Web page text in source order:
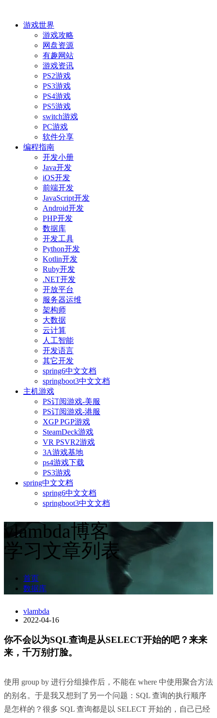
游戏世界
游戏攻略
网盘资源
有趣网站
游戏资讯
PS2游戏
PS3游戏
PS4游戏
PS5游戏
switch游戏
PC游戏
软件分享
编程指南
开发小册
Java开发
iOS开发
前端开发
JavaScript开发
Android开发
PHP开发
数据库
开发工具
Python开发
Kotlin开发
Ruby开发
.NET开发
开放平台
服务器运维
架构师
大数据
云计算
人工智能
开发语言
其它开发
spring6中文文档
springboot3中文文档
主机游戏
PS订阅游戏-美服
PS订阅游戏-港服
XGP PGP游戏
SteamDeck游戏
VR PSVR2游戏
3A游戏基地
ps4游戏下载
PS3游戏
spring中文文档
spring6中文文档
springboot3中文文档
vlambda博客
学习文章列表
首页
数据库
vlambda
2022-04-16
你不会以为SQL查询是从SELECT开始的吧？来来
来，千万别打脸。
使用 group by 进行分组操作后，不能在 where 中使用聚合方法
的别名。于是我又想到了另一个问题：SQL 查询的执行顺序
是怎样的？很多 SQL 查询都是以 SELECT 开始的，自己已经